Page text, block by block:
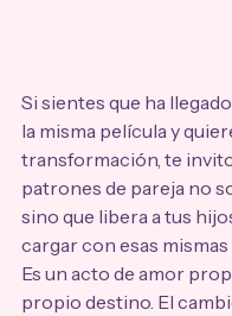
Si sientes que ha
la misma película y
transformación, te invito
patrones de pareja no
sino que libera a tus
cargar con esas mismas
Es un acto de amor
propio destino. El